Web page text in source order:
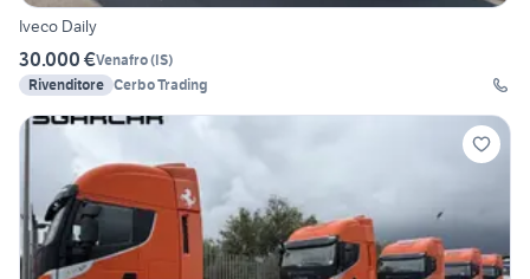
Iveco Daily
30.000 €Venafro(IS)
Rivenditore Cerbo Trading